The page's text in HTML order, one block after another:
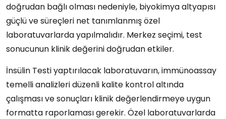
doğrudan bağlı olması nedeniyle, biyokimya altyapısı
güçlü ve süreçleri net tanımlanmış özel
laboratuvarlarda yapılmalıdır. Merkez seçimi, test
sonucunun klinik değerini doğrudan etkiler.
İnsülin Testi yaptırılacak laboratuvarın, immünoassay
temelli analizleri düzenli kalite kontrol altında
çalışması ve sonuçları klinik değerlendirmeye uygun
formatta raporlaması gerekir. Özel laboratuvarlarda